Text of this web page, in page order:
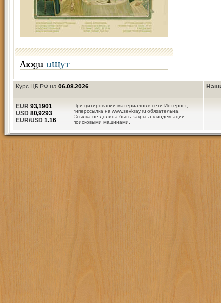
Люди ищут
Курс ЦБ РФ на 06.08.2026
При цитировании материалов в сети Интернет,
гиперссылка на www.sevkray.ru обязательна.
Ссылка не должна быть закрыта к индексации
поисковыми машинами.
EUR 93,1901
USD 80,9293
EUR/USD 1.16